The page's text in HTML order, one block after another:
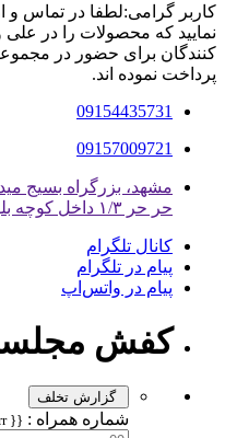
کاربر گرامی:لطفا در تماس و
نمایید که محصولات را در علی
کنندگان برای حضور در
پرداخت نموده اند.
09154435731
09157009721
مشهد، بزرگراه بسیج
حر حر ۱/۳ داخل کوچه بلوک صنعتی چهارم
کانال تلگرام
پیام در تلگرام
پیام در واتس‌اپ
کفش
گزارش تخلف
شماره همراه : {{ err }}